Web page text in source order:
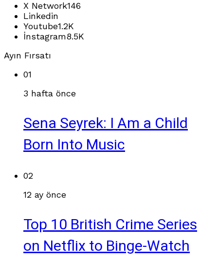
X Network146
Linkedin
Youtube1.2K
İnstagram8.5K
Ayın Fırsatı
01
3 hafta önce
Sena Seyrek: I Am a Child
Born Into Music
02
12 ay önce
Top 10 British Crime Series
on Netflix to Binge-Watch